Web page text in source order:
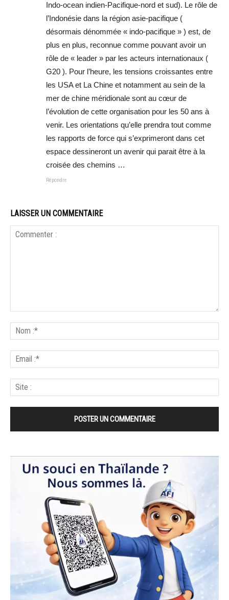
Indo-ocean indien-Pacifique-nord et sud). Le rôle de
l’Indonésie dans la région asie-pacifique (
désormais dénommée « indo-pacifique » ) est, de
plus en plus, reconnue comme pouvant avoir un
rôle de « leader » par les acteurs internationaux (
G20 ). Pour l’heure, les tensions croissantes entre
les USA et La Chine et notamment au sein de la
mer de chine méridionale sont au cœur de
l’évolution de cette organisation pour les 50 ans à
venir. Les orientations qu’elle prendra tout comme
les rapports de force qui s’exprimeront dans cet
espace dessineront un avenir qui parait être à la
croisée des chemins …
Répondre
LAISSER UN COMMENTAIRE